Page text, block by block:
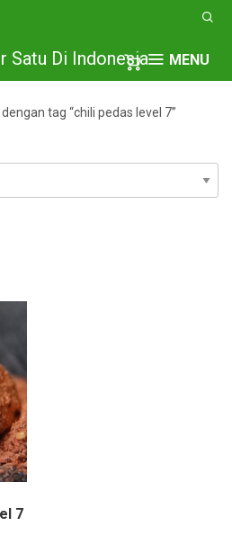
MENU
Satu Di Indonesia
tag “chili pedas level 7”
7